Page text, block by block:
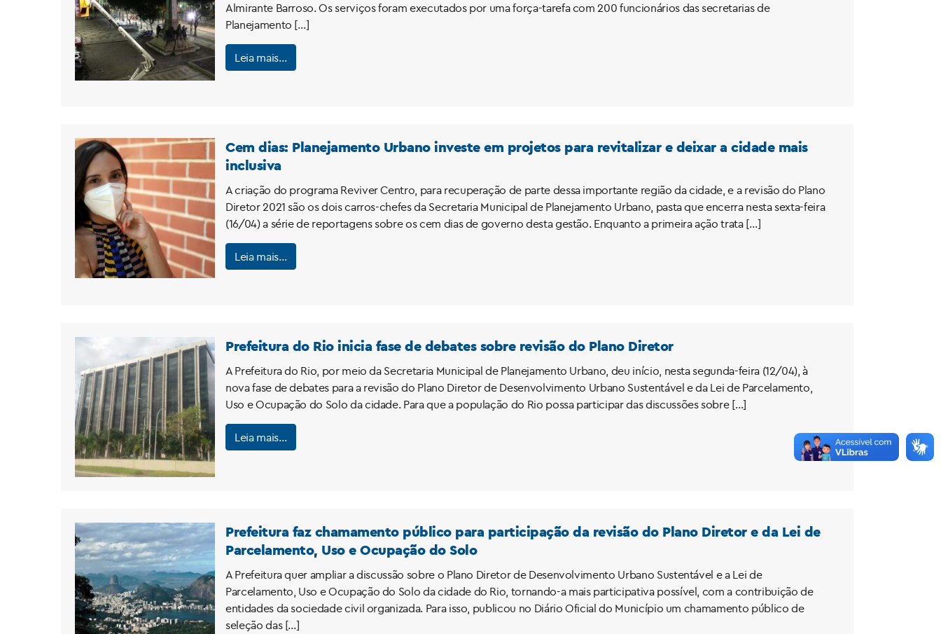
Almirante Barroso. Os serviços foram executados por uma força-tarefa com 200 funcionários das secretarias de
Planejamento […]
Leia mais…
Cem dias: Planejamento Urbano investe em projetos para revitalizar e deixar a cidade mais
inclusiva
A criação do programa Reviver Centro, para recuperação de parte dessa importante região da cidade, e a revisão do Plano
Diretor 2021 são os dois carros-chefes da Secretaria Municipal de Planejamento Urbano, pasta que encerra nesta sexta-feira
(16/04) a série de reportagens sobre os cem dias de governo desta gestão. Enquanto a primeira ação trata […]
Leia mais…
Prefeitura do Rio inicia fase de debates sobre revisão do Plano Diretor
A Prefeitura do Rio, por meio da Secretaria Municipal de Planejamento Urbano, deu início, nesta segunda-feira (12/04), à
nova fase de debates para a revisão do Plano Diretor de Desenvolvimento Urbano Sustentável e da Lei de Parcelamento,
Uso e Ocupação do Solo da cidade. Para que a população do Rio possa participar das discussões sobre […]
Leia mais…
Prefeitura faz chamamento público para participação da revisão do Plano Diretor e da Lei de
Parcelamento, Uso e Ocupação do Solo
A Prefeitura quer ampliar a discussão sobre o Plano Diretor de Desenvolvimento Urbano Sustentável e a Lei de
Parcelamento, Uso e Ocupação do Solo da cidade do Rio, tornando-a mais participativa possível, com a contribuição de
entidades da sociedade civil organizada. Para isso, publicou no Diário Oficial do Município um chamamento público de
seleção das […]